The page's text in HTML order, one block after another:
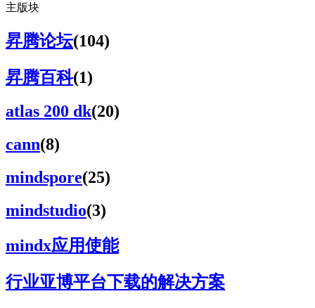
主版块
昇腾论坛(104)
昇腾百科(1)
atlas 200 dk(20)
cann(8)
mindspore(25)
mindstudio(3)
mindx应用使能
行业亚博平台下载的解决方案